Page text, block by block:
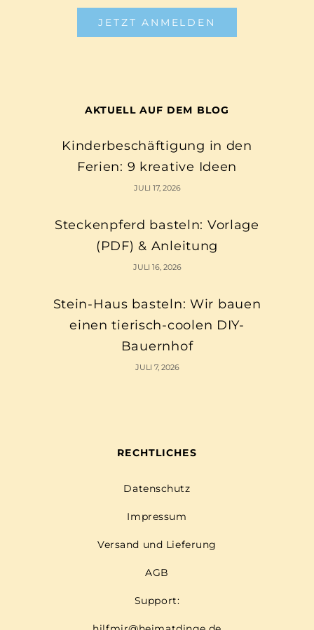
JETZT ANMELDEN
AKTUELL AUF DEM BLOG
Kinderbeschäftigung in den
Ferien: 9 kreative Ideen
JULI 17, 2026
Steckenpferd basteln: Vorlage
(PDF) & Anleitung
JULI 16, 2026
Stein-Haus basteln: Wir bauen
einen tierisch-coolen DIY-
Bauernhof
JULI 7, 2026
RECHTLICHES
Datenschutz
Impressum
Versand und Lieferung
AGB
Support: